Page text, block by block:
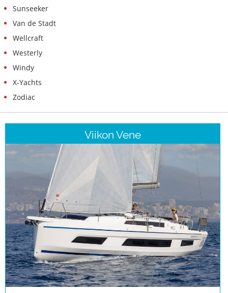
Sunseeker
Van de Stadt
Wellcraft
Westerly
Windy
X-Yachts
Zodiac
Viikon Vene